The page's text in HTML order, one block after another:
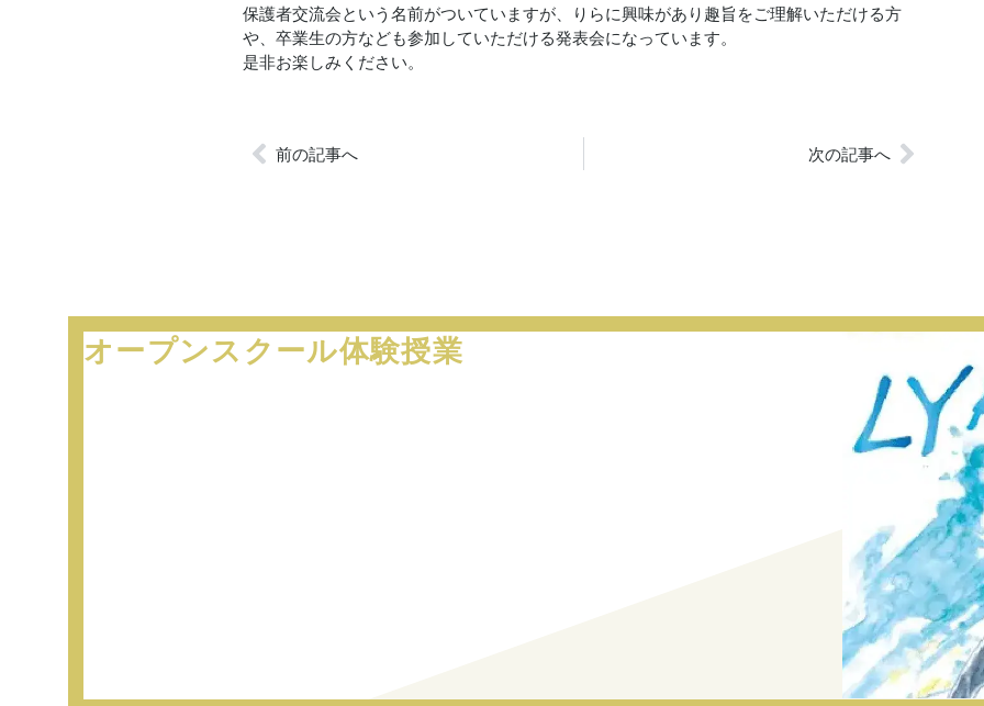
保護者交流会という名前がついていますが、りらに興味があり趣旨をご理解いただける方
や、卒業生の方なども参加していただける発表会になっています。
是非お楽しみください。
前の記事へ 次の記事へ
オープンスクール体験授業